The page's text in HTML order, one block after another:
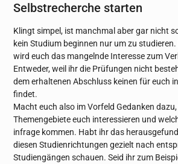
Selbstrecherche starten
Klingt simpel, ist manchmal aber gar nicht
kein Studium beginnen nur um zu
wird euch das mangelnde Interesse zum
Entweder, weil ihr die Prüfungen nicht
dem erhaltenen Abschluss keinen für euch
findet.
Macht euch also im Vorfeld Gedanken
Themengebiete euch interessieren und
infrage kommen. Habt ihr das
diesen Studienrichtungen gezielt nach
Studiengängen schauen. Seid ihr zum